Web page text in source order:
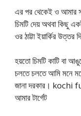
এর পর থেকেই ও আমার
চিমটি দেয় অথবা কিছু
ওর ঠাট্টা ইয়ার্কির উত্তর
হয়তো চিমটি কাটি বা
চলতে চলতে আমি মনে
জানা দরকার। kochi
আমার টার্গেট